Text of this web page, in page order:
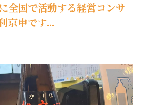
全国で活動する経営コンサ
京申です...